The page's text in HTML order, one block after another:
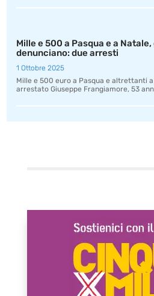
Mille e 500 a Pasqua e a
denunciano: due arresti
1 Ottobre 2025
Mille e 500 euro a Pasqua e altrettanti
arrestato Giuseppe Frangiamore, 53